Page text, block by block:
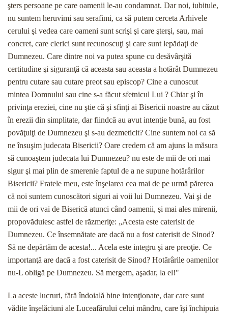
şters persoane pe care oamenii le-au condamnat. Dar noi, iubitule,
nu suntem heruvimi sau serafimi, ca să putem cerceta Arhivele
cerului şi vedea care oameni sunt scrişi şi care şterşi, sau, mai
concret, care clerici sunt recunoscuţi şi care sunt lepădaţi de
Dumnezeu. Care dintre noi va putea spu­ne cu desăvârşită
certitudine şi siguranţă că aceasta sau aceasta a hotărât Dumnezeu
pentru cutare sau cutare preot sau episcop? Cine a cunoscut
mintea Domnului sau cine s-a făcut sfetnicul Lui ? Chiar şi în
privinţa ereziei, cine nu ştie că şi sfinţi ai Bisericii noastre au căzut
în erezii din simplitate, dar fiindcă au avut intenţie bună, au fost
povăţuiţi de Dumnezeu şi s-au dezmeticit? Cine suntem noi ca să
ne însuşim judecata Bisericii? Oare credem că am ajuns la mă­sura
să cunoaştem judecata lui Dumnezeu? nu este de mii de ori mai
sigur şi mai plin de smerenie faptul de a ne supune hotărârilor
Bisericii? Fratele meu, este înşelarea cea mai de pe urmă părerea
că noi suntem cunoscători siguri ai voii lui Dumnezeu. Vai şi de
mii de ori vai de Biserică atunci când oamenii, şi mai ales mirenii,
propovăduiesc astfel de răzmeriţe: „Acesta este caterisit de
Dumnezeu. Ce însemnătate are dacă nu a fost caterisit de Sinod?
Să ne depărtăm de acesta!... Acela este integru şi are preoţie. Ce
im­portanţă are dacă a fost caterisit de Sinod? Hotărârile oamenilor
nu-L obligă pe Dumnezeu. Să mergem, aşadar, la el!"
La aceste lucruri, fără îndoială bine intenţionate, dar care sunt
vădite înşelăciuni ale Luceafărului celui mândru, care îşi închipuia